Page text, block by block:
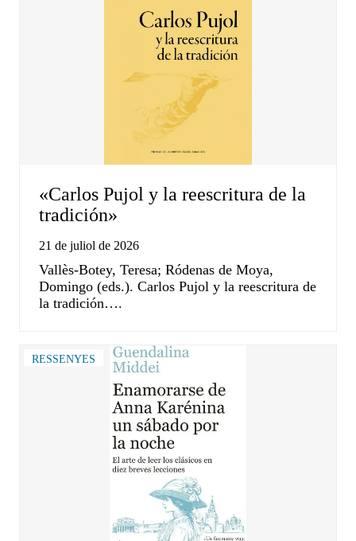
«Carlos Pujol y la reescritura de la
tradición»
21 de juliol de 2026
Vallès-Botey, Teresa; Ródenas de Moya,
Domingo (eds.). Carlos Pujol y la reescritura de
la tradición….
RESSENYES